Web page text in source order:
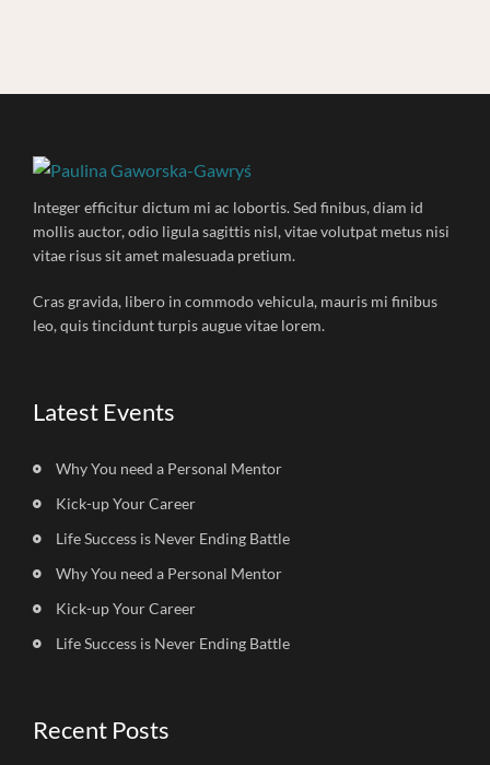
Integer efficitur dictum mi ac lobortis. Sed finibus, diam id
mollis auctor, odio ligula sagittis nisl, vitae volutpat metus nisi
vitae risus sit amet malesuada pretium.
Cras gravida, libero in commodo vehicula, mauris mi finibus
leo, quis tincidunt turpis augue vitae lorem.
Latest Events
Why You need a Personal Mentor
Kick-up Your Career
Life Success is Never Ending Battle
Why You need a Personal Mentor
Kick-up Your Career
Life Success is Never Ending Battle
Recent Posts